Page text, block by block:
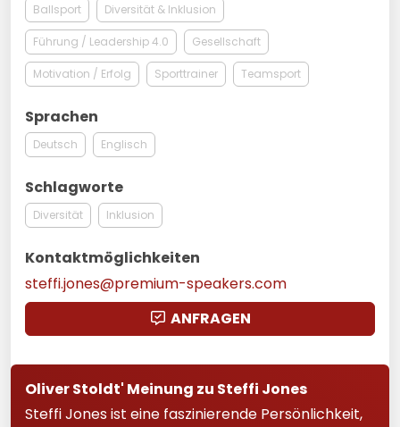
Ballsport Diversität & Inklusion
Führung / Leadership 4.0 Gesellschaft
Motivation / Erfolg Sporttrainer Teamsport
Sprachen
Deutsch Englisch
Schlagworte
Diversität Inklusion
Kontaktmöglichkeiten
steffi.jones@premium-speakers.com
ANFRAGEN
Oliver Stoldt' Meinung zu Steffi Jones
Steffi Jones ist eine faszinierende Persönlichkeit,